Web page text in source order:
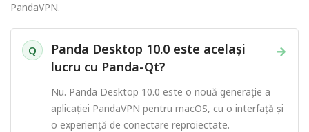
PandaVPN.
Q →
Panda Desktop 10.0 este același
lucru cu Panda-Qt?
Nu. Panda Desktop 10.0 este o nouă generație a
aplicației PandaVPN pentru macOS, cu o interfață și
o experiență de conectare reproiectate.